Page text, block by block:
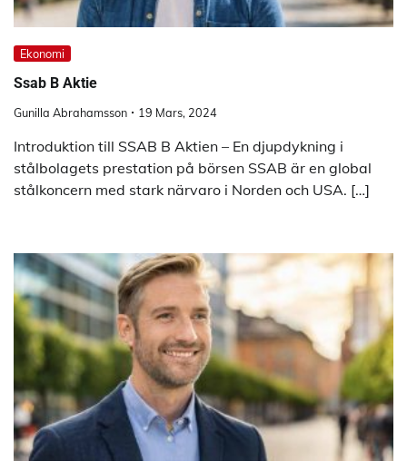
Ekonomi
Ssab B Aktie
Gunilla Abrahamsson 19 Mars, 2024
Introduktion till SSAB B Aktien – En djupdykning i
stålbolagets prestation på börsen SSAB är en global
stålkoncern med stark närvaro i Norden och USA. […]